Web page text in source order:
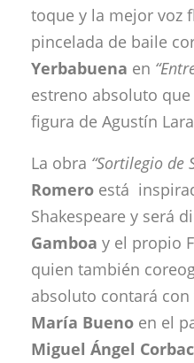
toque y la mejor voz
pincelada de baile
Yerbabuena en
estreno absoluto
figura de Agustín
La obra “Sortilegio de
Romero está
Shakespeare y será
Gamboa y el propio
quien también
absoluto contará
María Bueno en el
Miguel Ángel